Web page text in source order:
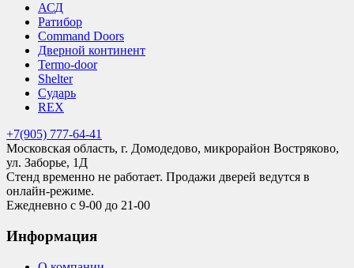
АСД
Ратибор
Command Doors
Дверной континент
Termo-door
Shelter
Сударь
REX
+7(905) 777-64-41
Московская область, г. Домодедово, микрорайон Востряково,
ул. Заборье, 1Д
Стенд временно не работает. Продажи дверей ведутся в
онлайн-режиме.
Ежедневно с 9-00 до 21-00
Информация